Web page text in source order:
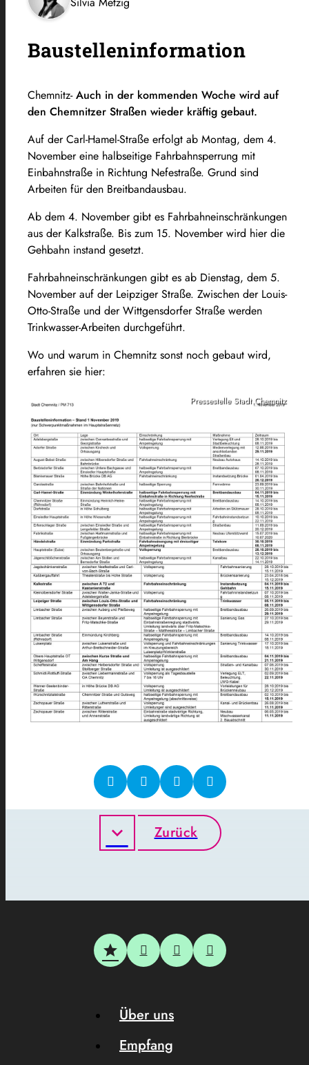
Baustelleninformation
Chemnitz-Auch in der kommenden Woche wird auf
den Chemnitzer Straßen wieder kräftig gebaut.
Auf der Carl-Hamel-Straße erfolgt ab Montag, dem 4.
November eine halbseitige Fahrbahnsperrung mit
Einbahnstraße in Richtung Nefestraße. Grund sind
Arbeiten für den Breitbandausbau.
Ab dem 4. November gibt es Fahrbahneinschränkungen
aus der Kalkstraße. Bis zum 15. November wird hier die
Gehbahn instand gesetzt.
Fahrbahneinschränkungen gibt es ab Dienstag, dem 5.
November auf der Leipziger Straße. Zwischen der Louis-
Otto-Straße und der Wittgensdorfer Straße werden
Trinkwasser-Arbeiten durchgeführt.
Wo und warum in Chemnitz sonst noch gebaut wird,
erfahren sie hier:
Pressestelle Stadt Chemnitz
Zurück
Über uns
Empfang